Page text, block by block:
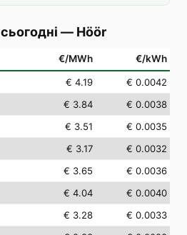
— Höör
€/MWh €/kWh
€ 4.19
€ 0.0042
€ 3.84
€ 0.0038
€ 3.51
€ 0.0035
€ 3.17
€ 0.0032
€ 3.65
€ 0.0036
€ 4.04
€ 0.0040
€ 3.28
€ 0.0033